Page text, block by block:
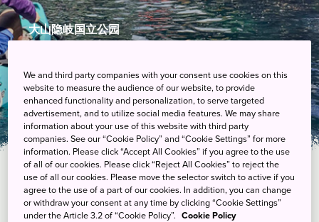
大山隐岐国立公园
We and third party companies with your consent use cookies on this
website to measure the audience of our website, to provide
enhanced functionality and personalization, to serve targeted
advertisement, and to utilize social media features. We may share
information about your use of this website with third party
companies. See our “Cookie Policy” and “Cookie Settings” for more
information. Please click “Accept All Cookies” if you agree to the use
of all of our cookies. Please click “Reject All Cookies” to reject the
use of all our cookies. Please move the selector switch to active if you
agree to the use of a part of our cookies. In addition, you can change
or withdraw your consent at any time by clicking “Cookie Settings”
under the Article 3.2 of “Cookie Policy”. Cookie Policy